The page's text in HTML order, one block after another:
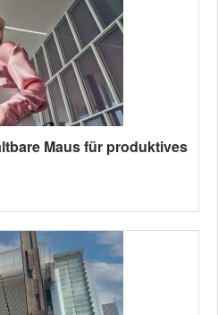
Maus für produktives